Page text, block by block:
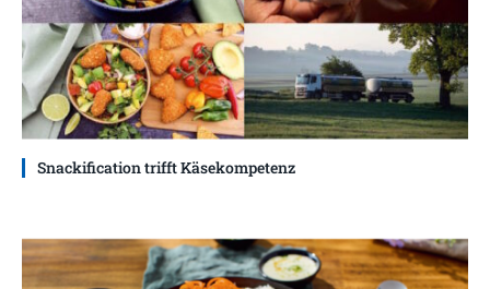
Snackification trifft Käsekompetenz